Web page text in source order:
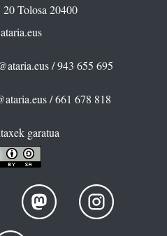
20 Tolosa 20400
/ 943 655 695
/ 661 678 818
garatua